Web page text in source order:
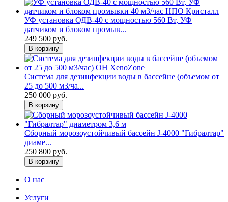
УФ установка ОДВ-40 с мощностью 560 Вт, УФ
датчиком и блоком промыв...
249 500 руб.
В корзину
Система для дезинфекции воды в бассейне (объемом от
25 до 500 м3/ча...
250 000 руб.
В корзину
Сборный морозоустойчивый бассейн J-4000 "Гибралтар"
диаме...
250 800 руб.
В корзину
О нас
|
Услуги